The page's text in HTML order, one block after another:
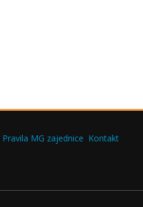
Pravila MG zajednice Kontakt